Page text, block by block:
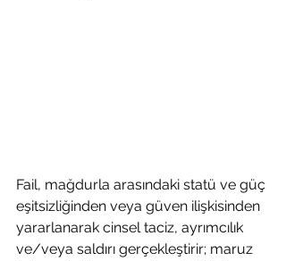
Fail, mağdurla arasındaki statü ve güç
eşitsizliğinden veya güven ilişkisinden
yararlanarak cinsel taciz, ayrımcılık
ve/veya saldırı gerçekleştirir; maruz